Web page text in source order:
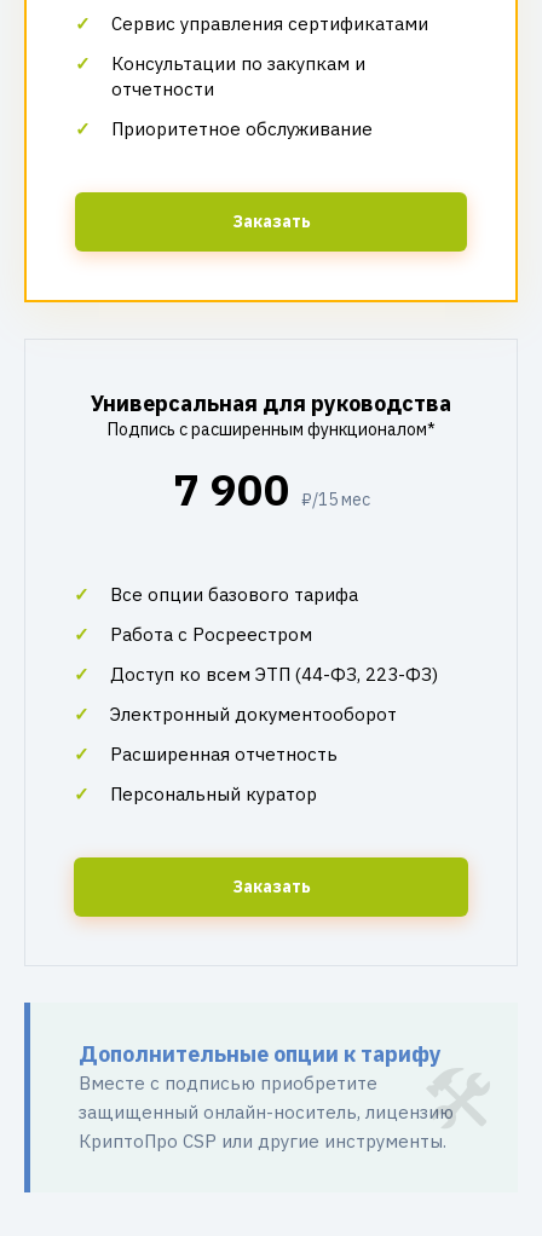
Сервис управления сертификатами
Консультации по закупкам и
отчетности
Приоритетное обслуживание
Заказать
Универсальная для руководства
Подпись с расширенным функционалом*
7 900 ₽/15 мес
Все опции базового тарифа
Работа с Росреестром
Доступ ко всем ЭТП (44-ФЗ, 223-ФЗ)
Электронный документооборот
Расширенная отчетность
Персональный куратор
Заказать
Дополнительные опции к тарифу
Вместе с подписью приобретите
защищенный онлайн-носитель, лицензию
КриптоПро CSP или другие инструменты.